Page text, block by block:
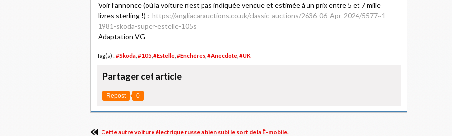
Voir l’annonce (où la voiture n’est pas indiquée vendue et estimée à un prix entre 5 et 7 mille
livres sterling !) : https://angliacarauctions.co.uk/classic-auctions/2636-06-Apr-2024/5577~1-
1981-skoda-super-estelle-105s
Adaptation VG
Tag(s) : #Skoda #105 #Estelle #Enchères #Anecdote #UK
Partager cet article
Repost 0
Cette autre voiture électrique russe a bien subi le sort de la Ë-mobile.